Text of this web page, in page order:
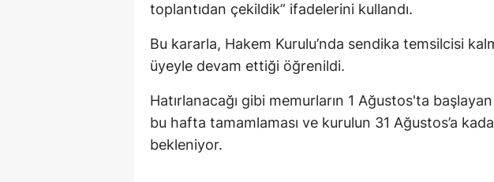
toplantıdan çekildik” ifadelerini kullandı.
Bu kararla, Hakem Kurulu’nda sendika temsilcisi
üyeyle devam ettiği öğrenildi.
Hatırlanacağı gibi memurların 1 Ağustos'ta
bu hafta tamamlaması ve kurulun 31 Ağustos’a
bekleniyor.